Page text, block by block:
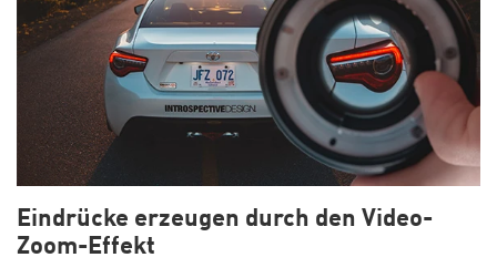
Eindrücke erzeugen durch den Video-
Zoom-Effekt